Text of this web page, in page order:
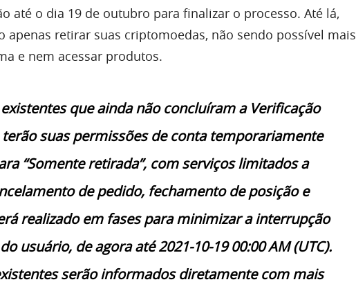
até o dia 19 de outubro para finalizar o processo. Até lá,
apenas retirar suas criptomoedas, não sendo possível mais
e nem acessar produtos.
que ainda não concluíram a Verificação
suas permissões de conta temporariamente
“Somente retirada”, com serviços limitados a
de pedido, fechamento de posição e
realizado em fases para minimizar a interrupção
usuário, de agora até 2021-10-19 00:00 AM (UTC).
serão informados diretamente com mais